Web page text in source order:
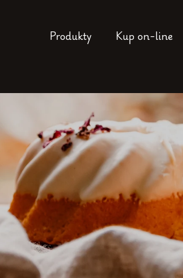
Produkty Kup on-line